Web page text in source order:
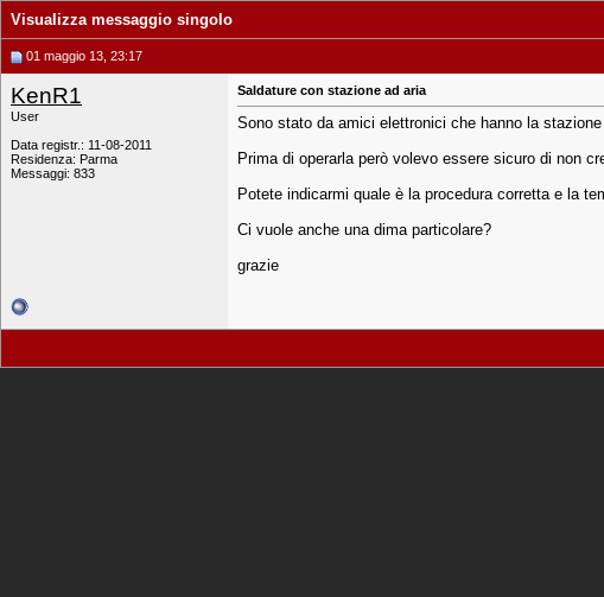
Visualizza messaggio singolo
01 maggio 13, 23:17
KenR1
User
Data registr.: 11-08-2011
Residenza: Parma
Messaggi: 833
Saldature con stazione ad aria
Sono stato da amici elettronici che hanno la
Prima di operarla però volevo essere sicuro di non
Potete indicarmi quale è la procedura corretta e la
Ci vuole anche una dima particolare?
grazie